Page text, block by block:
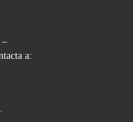
–
a: